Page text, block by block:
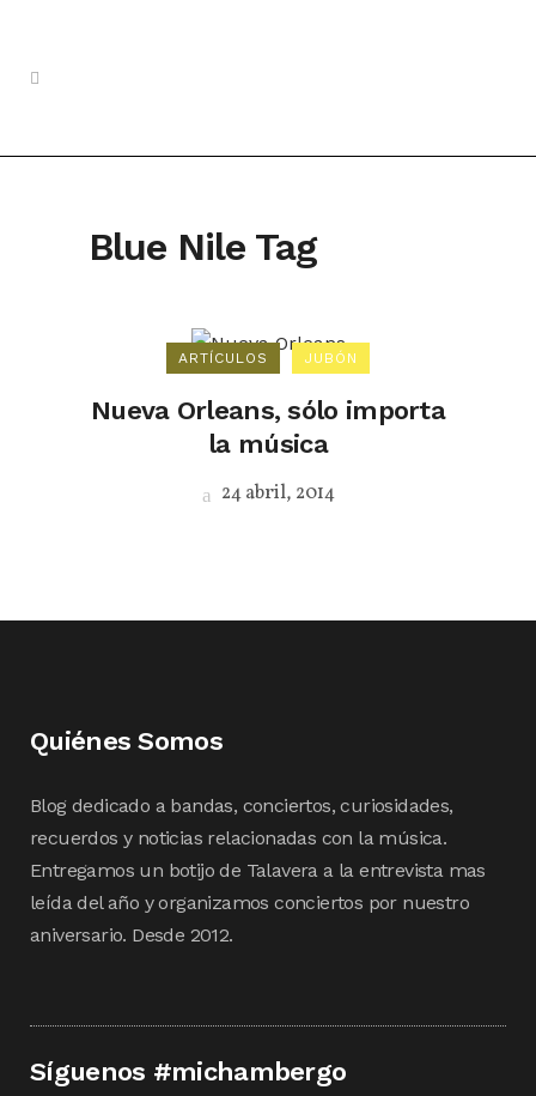
Blue Nile Tag
ARTÍCULOS JUBÓN
Nueva Orleans, sólo importa
la música
24 abril, 2014
Quiénes Somos
Blog dedicado a bandas, conciertos, curiosidades,
recuerdos y noticias relacionadas con la música.
Entregamos un botijo de Talavera a la entrevista mas
leída del año y organizamos conciertos por nuestro
aniversario. Desde 2012.
Síguenos #michambergo